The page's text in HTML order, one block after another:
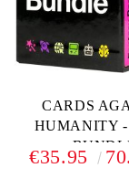
CARDS
HUMANITY -
€35.95